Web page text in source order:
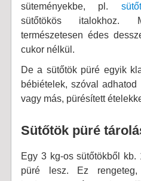
süteményekbe, pl.
sütőtökös italokhoz.
természetesen édes
cukor nélkül.
De a sütőtök püré egyik
bébiételek, szóval
vagy más, pürésített
Sütőtök püré
Egy 3 kg-os sütőtökből
püré lesz. Ez